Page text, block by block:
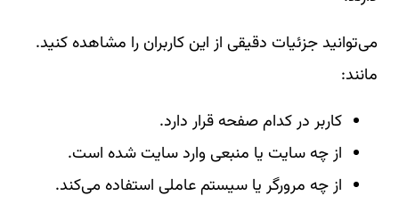
می‌توانید جزئیات دقیقی از این کاربران را مشاهده کنید.
مانند:
کاربر در کدام صفحه قرار دارد.
از چه سایت یا منبعی وارد سایت شده است.
از چه مرورگر یا سیستم عاملی استفاده می‌کند.